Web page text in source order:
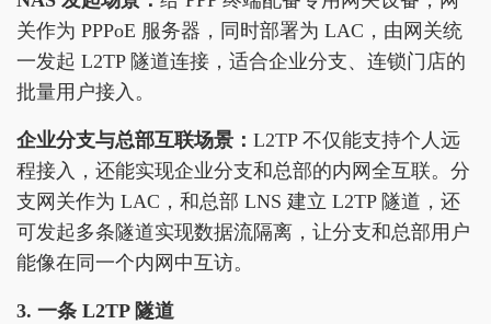
关作为 PPPoE 服务器，同时部署为 LAC，由网关统
一发起 L2TP 隧道连接，适合企业分支、连锁门店的
批量用户接入。
企业分支与总部互联场景： L2TP 不仅能支持个人远
程接入，还能实现企业分支和总部的内网全互联。分
支网关作为 LAC，和总部 LNS 建立 L2TP 隧道，还
可发起多条隧道实现数据流隔离，让分支和总部用户
能像在同一个内网中互访。
3. 一条 L2TP 隧道